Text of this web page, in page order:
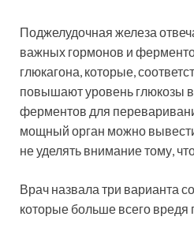
Поджелудочная железа
важных гормонов и
глюкагона, которые,
повышают уровень глюкозы в
ферментов для
мощный орган можно
не уделять внимание тому,
Врач назвала три варианта
которые больше всего вредя